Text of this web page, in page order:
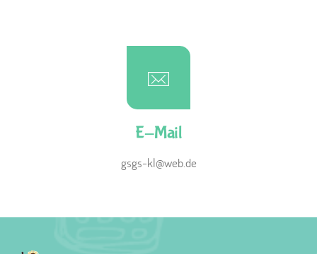
E-Mail
gsgs-kl@web.de